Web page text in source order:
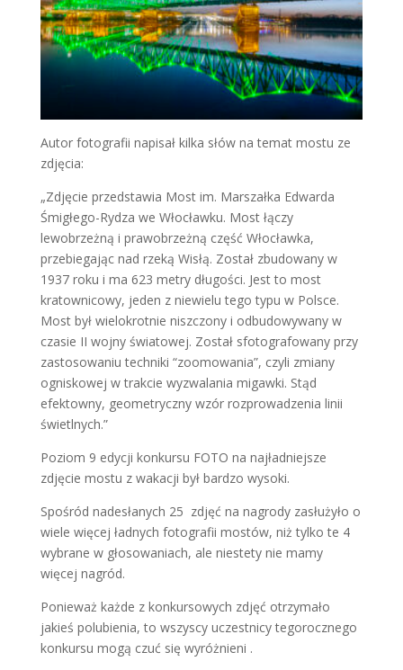
Autor fotografii napisał kilka słów na temat mostu ze
zdjęcia:
„Zdjęcie przedstawia Most im. Marszałka Edwarda
Śmigłego-Rydza we Włocławku. Most łączy
lewobrzeżną i prawobrzeżną część Włocławka,
przebiegając nad rzeką Wisłą. Został zbudowany w
1937 roku i ma 623 metry długości. Jest to most
kratownicowy, jeden z niewielu tego typu w Polsce.
Most był wielokrotnie niszczony i odbudowywany w
czasie II wojny światowej. Został sfotografowany przy
zastosowaniu techniki “zoomowania”, czyli zmiany
ogniskowej w trakcie wyzwalania migawki. Stąd
efektowny, geometryczny wzór rozprowadzenia linii
świetlnych.”
Poziom 9 edycji konkursu FOTO na najładniejsze
zdjęcie mostu z wakacji był bardzo wysoki.
Spośród nadesłanych 25 zdjęć na nagrody zasłużyło o
wiele więcej ładnych fotografii mostów, niż tylko te 4
wybrane w głosowaniach, ale niestety nie mamy
więcej nagród.
Ponieważ każde z konkursowych zdjęć otrzymało
jakieś polubienia, to wszyscy uczestnicy tegorocznego
konkursu mogą czuć się wyróżnieni .